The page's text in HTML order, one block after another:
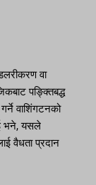
वा
पङ्क्तिबद्ध
वाशिंगटनको
भने, यसले
वैधता प्रदान